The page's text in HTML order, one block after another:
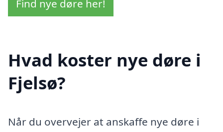
Find nye døre her!
Hvad koster nye døre i
Fjelsø?
Når du overvejer at anskaffe nye døre i